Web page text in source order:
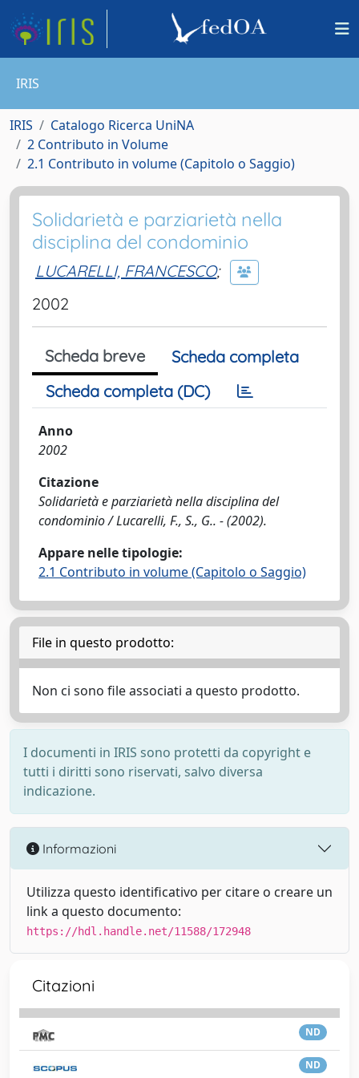
IRIS
IRIS
Catalogo Ricerca UniNA
2 Contributo in Volume
2.1 Contributo in volume (Capitolo o Saggio)
Solidarietà e parziarietà nella
disciplina del condominio
LUCARELLI, FRANCESCO;
2002
Scheda breve
Scheda completa
Scheda completa (DC)
Anno
2002
Citazione
Solidarietà e parziarietà nella disciplina del
condominio / Lucarelli, F., S., G.. - (2002).
Appare nelle tipologie:
2.1 Contributo in volume (Capitolo o Saggio)
File in questo prodotto:
Non ci sono file associati a questo prodotto.
I documenti in IRIS sono protetti da copyright e
tutti i diritti sono riservati, salvo diversa
indicazione.
Informazioni
Utilizza questo identificativo per citare o creare un
link a questo documento:
https://hdl.handle.net/11588/172948
Citazioni
ND
ND